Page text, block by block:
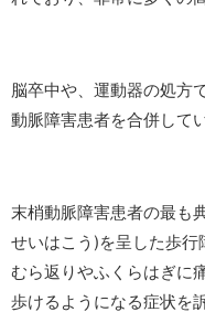
脳卒中や、運動器の処方
動脈障害患者を合併して
末梢動脈障害患者の最も
せいはこう)を呈した歩行
むら返りやふくらはぎに
歩けるようになる症状を